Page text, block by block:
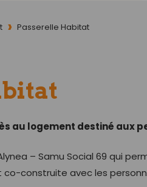
Passerelle Habitat
au logement destiné aux
– Samu Social 69 qui
construite avec les